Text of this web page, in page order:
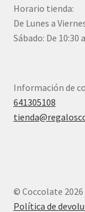
Horario tienda:
De Lunes a
Sábado: De 10:30
Información de
641305108
© Coccolate 2026
Política de